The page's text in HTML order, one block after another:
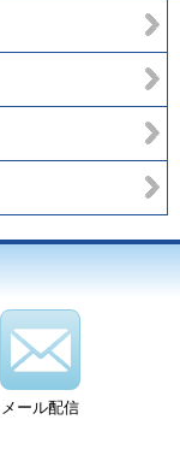
メール配信